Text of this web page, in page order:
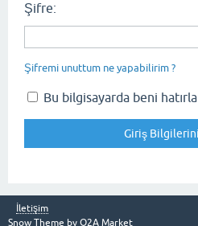
Şifre:
Şifremi unuttum ne yapabilirim ?
Bu bilgisayarda beni hatırla
İletişim
Snow Theme by Q2A Market